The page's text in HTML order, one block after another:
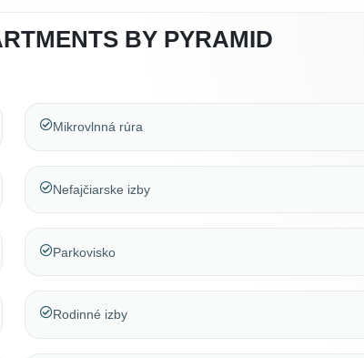
BY PYRAMID
Mikrovlnná rúra
Nefajčiarske izby
Parkovisko
Rodinné izby